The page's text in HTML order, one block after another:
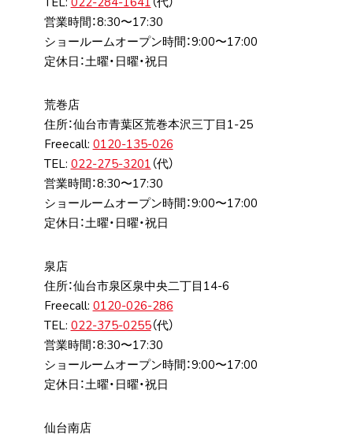
営業時間：8:30〜17:30
ショールームオープン時間：9:00〜17:00
定休日：土曜・日曜・祝日
荒巻店
住所：仙台市⻘葉区荒巻本沢三丁⽬1-25
Freecall: 0120-135-026
TEL: 022-275-3201 （代）
営業時間：8:30〜17:30
ショールームオープン時間：9:00〜17:00
定休日：土曜・日曜・祝日
泉店
住所：仙台市泉区泉中央⼆丁⽬14-6
Freecall: 0120-026-286
TEL: 022-375-0255（代）
営業時間：8:30〜17:30
ショールームオープン時間：9:00〜17:00
定休日：土曜・日曜・祝日
仙台南店